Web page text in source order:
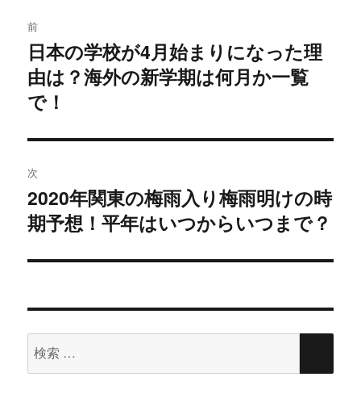
ウ
ィ
ン
ド
ウ
で
開
き
)
て
く
だ
さ
い
(
ィ
き
ま
す
)
稿
ナ
ビ
ゲ
ー
シ
前
過
去
の
稿:
日本の学校が4月始まりになった理
由は？海外の新学期は何月か一覧
で！
次
次
の
稿:
2020年関東の梅雨入り梅雨明けの時
期予想！平年はいつからいつまで？
索